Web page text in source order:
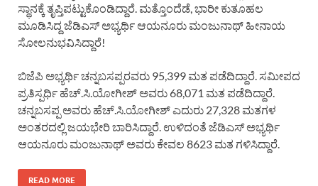
ಸ್ಥಾನಕ್ಕೆ ತೃಪ್ತಿಪಟ್ಟುಕೊಂಡಿದ್ದಾರೆ. ಮತ್ತೊಂದೆಡೆ, ಭಾರೀ ಕುತೂಹಲ
ಮೂಡಿಸಿದ್ದ ಜೆಡಿಎಸ್ ಅಭ್ಯರ್ಥಿ ಆಯನೂರು ಮಂಜುನಾಥ್ ಹೀನಾಯ
ಸೋಲನುಭವಿಸಿದ್ದಾರೆ!
ಬಿಜೆಪಿ ಅಭ್ಯರ್ಥಿ ಚನ್ನಬಸಪ್ಪರವರು 95,399 ಮತ ಪಡೆದಿದ್ದಾರೆ. ಸಮೀಪದ
ಪ್ರತಿಸ್ಪರ್ಧಿ ಹೆಚ್.ಸಿ.ಯೋಗೀಶ್ ಅವರು 68,071 ಮತ ಪಡೆದಿದ್ದಾರೆ.
ಚನ್ನಬಸಪ್ಪ ಅವರು ಹೆಚ್.ಸಿ.ಯೋಗೀಶ್ ಎದುರು 27,328 ಮತಗಳ
ಅಂತರದಲ್ಲಿ ಜಯಭೇರಿ ಬಾರಿಸಿದ್ದಾರೆ. ಉಳಿದಂತೆ ಜೆಡಿಎಸ್ ಅಭ್ಯರ್ಥಿ
ಆಯನೂರು ಮಂಜುನಾಥ್ ಅವರು ಕೇವಲ 8623 ಮತ ಗಳಿಸಿದ್ದಾರೆ.
READ MORE